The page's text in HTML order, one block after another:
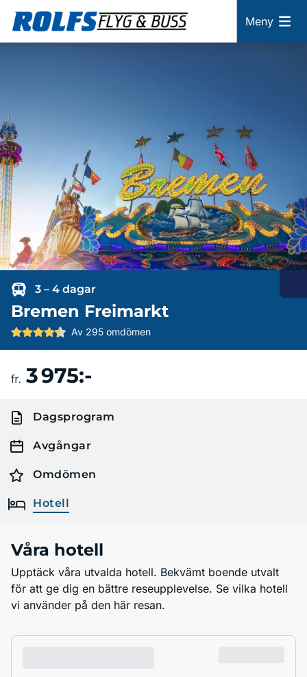
Meny
3 – 4 dagar
Bremen Freimarkt
Av 295 omdömen
fr. 3 975:-
Dagsprogram
Avgångar
Omdömen
Hotell
Våra hotell
Upptäck våra utvalda hotell. Bekvämt boende utvalt
för att ge dig en bättre reseupplevelse. Se vilka hotell
vi använder på den här resan.